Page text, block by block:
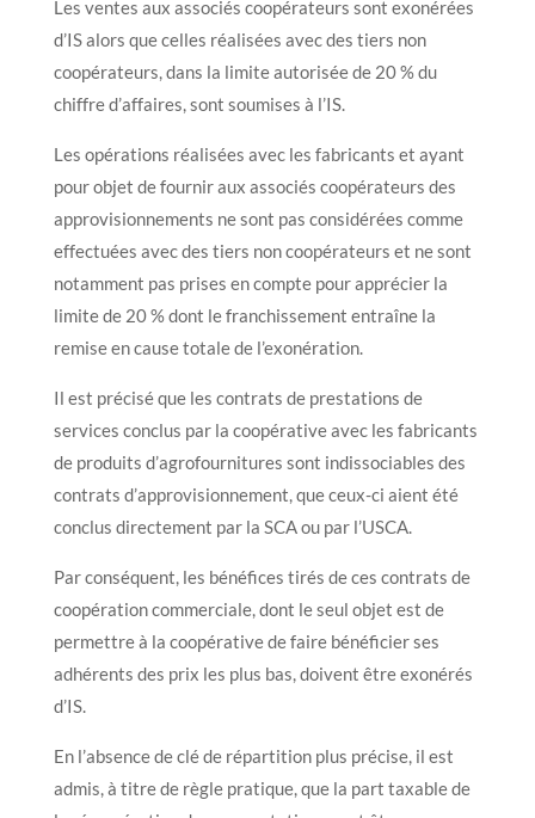
Les ventes aux associés coopérateurs sont exonérées
d’IS alors que celles réalisées avec des tiers non
coopérateurs, dans la limite autorisée de 20 % du
chiffre d’affaires, sont soumises à l’IS.
Les opérations réalisées avec les fabricants et ayant
pour objet de fournir aux associés coopérateurs des
approvisionnements ne sont pas considérées comme
effectuées avec des tiers non coopérateurs et ne sont
notamment pas prises en compte pour apprécier la
limite de 20 % dont le franchissement entraîne la
remise en cause totale de l’exonération.
Il est précisé que les contrats de prestations de
services conclus par la coopérative avec les fabricants
de produits d’agrofournitures sont indissociables des
contrats d’approvisionnement, que ceux-ci aient été
conclus directement par la SCA ou par l’USCA.
Par conséquent, les bénéfices tirés de ces contrats de
coopération commerciale, dont le seul objet est de
permettre à la coopérative de faire bénéficier ses
adhérents des prix les plus bas, doivent être exonérés
d’IS.
En l’absence de clé de répartition plus précise, il est
admis, à titre de règle pratique, que la part taxable de